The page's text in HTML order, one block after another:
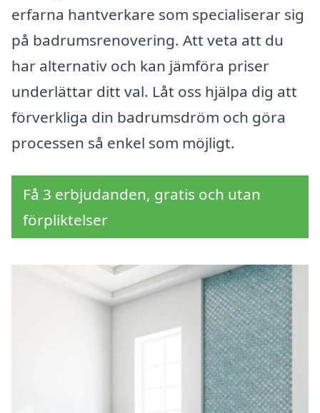
erfarna hantverkare som specialiserar sig
på badrumsrenovering. Att veta att du
har alternativ och kan jämföra priser
underlättar ditt val. Låt oss hjälpa dig att
förverkliga din badrumsdröm och göra
processen så enkel som möjligt.
Få 3 erbjudanden, gratis och utan
förpliktelser